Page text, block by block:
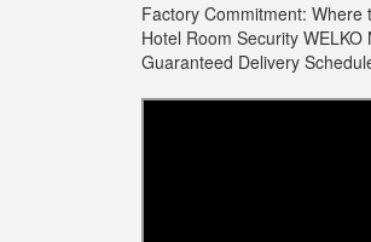
Factory Commitment:
Hotel Room Security
Guaranteed Delivery